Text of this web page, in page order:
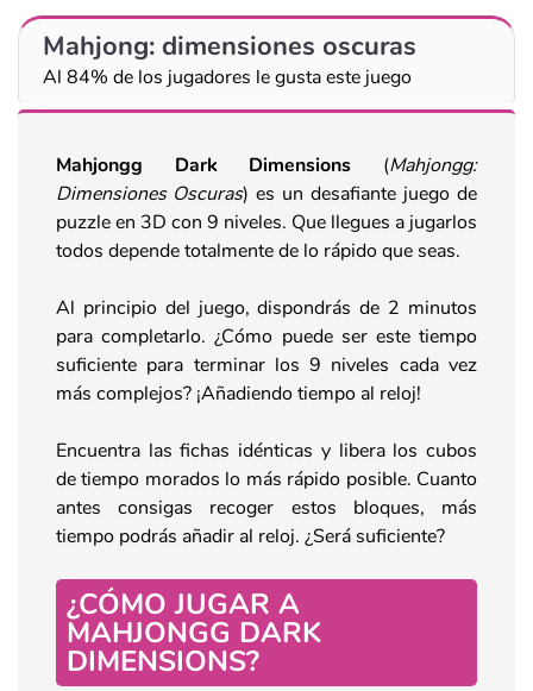
Mahjong: dimensiones oscuras
Al 84% de los jugadores le gusta este juego
Mahjongg Dark Dimensions (Mahjongg:
Dimensiones Oscuras) es un desafiante juego de
puzzle en 3D con 9 niveles. Que llegues a jugarlos
todos depende totalmente de lo rápido que seas.
Al principio del juego, dispondrás de 2 minutos
para completarlo. ¿Cómo puede ser este tiempo
suficiente para terminar los 9 niveles cada vez
más complejos? ¡Añadiendo tiempo al reloj!
Encuentra las fichas idénticas y libera los cubos
de tiempo morados lo más rápido posible. Cuanto
antes consigas recoger estos bloques, más
tiempo podrás añadir al reloj. ¿Será suficiente?
¿CÓMO JUGAR A
MAHJONGG DARK
DIMENSIONS?